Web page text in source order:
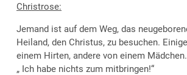
Christrose:
Jemand ist auf dem Weg, das
Heiland, den Christus, zu besuchen.
einem Hirten, andere von einem Mädchen.
„ Ich habe nichts zum mitbringen!“